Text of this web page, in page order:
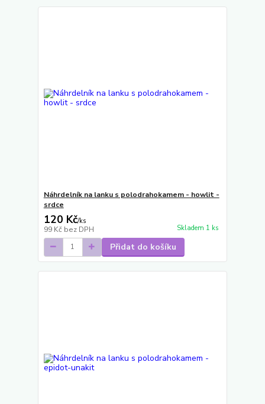
Náhrdelník na lanku s polodrahokamem - howlit -
srdce
120 Kč/ks
99 Kč bez DPH Skladem 1 ks
Přidat do košíku